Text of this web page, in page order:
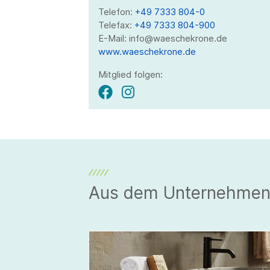
Telefon: +49 7333 804-0
Telefax: +49 7333 804-900
E-Mail: info@waeschekrone.de
www.waeschekrone.de
Mitglied folgen:
Aus dem Unternehmen